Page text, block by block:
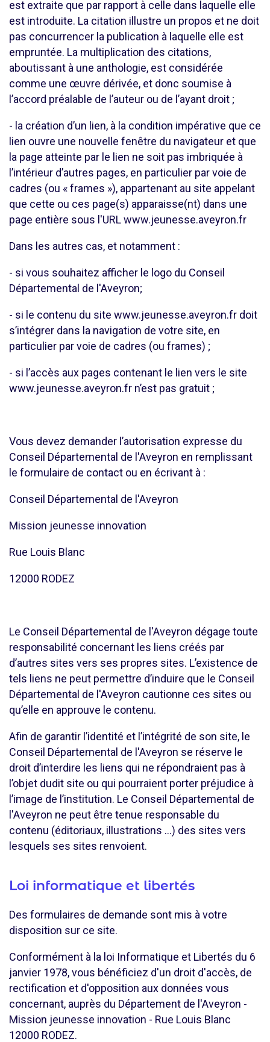
est extraite que par rapport à celle dans laquelle elle
est introduite. La citation illustre un propos et ne doit
pas concurrencer la publication à laquelle elle est
empruntée. La multiplication des citations,
aboutissant à une anthologie, est considérée
comme une œuvre dérivée, et donc soumise à
l’accord préalable de l’auteur ou de l’ayant droit ;
- la création d’un lien, à la condition impérative que ce
lien ouvre une nouvelle fenêtre du navigateur et que
la page atteinte par le lien ne soit pas imbriquée à
l’intérieur d’autres pages, en particulier par voie de
cadres (ou « frames »), appartenant au site appelant
que cette ou ces page(s) apparaisse(nt) dans une
page entière sous l'URL www.jeunesse.aveyron.fr
Dans les autres cas, et notamment :
- si vous souhaitez afficher le logo du Conseil
Départemental de l'Aveyron;
- si le contenu du site www.jeunesse.aveyron.fr doit
s’intégrer dans la navigation de votre site, en
particulier par voie de cadres (ou frames) ;
- si l’accès aux pages contenant le lien vers le site
www.jeunesse.aveyron.fr n’est pas gratuit ;
Vous devez demander l’autorisation expresse du
Conseil Départemental de l'Aveyron en remplissant
le formulaire de contact ou en écrivant à :
Conseil Départemental de l'Aveyron
Mission jeunesse innovation
Rue Louis Blanc
12000 RODEZ
Le Conseil Départemental de l'Aveyron dégage toute
responsabilité concernant les liens créés par
d’autres sites vers ses propres sites. L’existence de
tels liens ne peut permettre d’induire que le Conseil
Départemental de l'Aveyron cautionne ces sites ou
qu’elle en approuve le contenu.
Afin de garantir l’identité et l’intégrité de son site, le
Conseil Départemental de l'Aveyron se réserve le
droit d’interdire les liens qui ne répondraient pas à
l’objet dudit site ou qui pourraient porter préjudice à
l’image de l’institution. Le Conseil Départemental de
l'Aveyron ne peut être tenue responsable du
contenu (éditoriaux, illustrations ...) des sites vers
lesquels ses sites renvoient.
Loi informatique et libertés
Des formulaires de demande sont mis à votre
disposition sur ce site.
Conformément à la loi Informatique et Libertés du 6
janvier 1978, vous bénéficiez d'un droit d'accès, de
rectification et d'opposition aux données vous
concernant, auprès du Département de l'Aveyron -
Mission jeunesse innovation - Rue Louis Blanc
12000 RODEZ.